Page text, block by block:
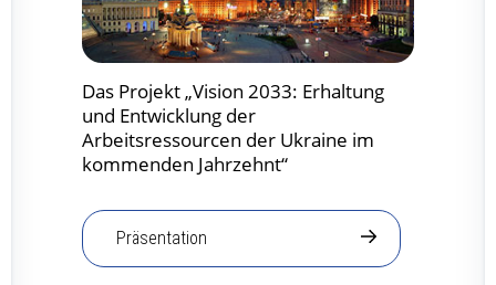
Das Projekt „Vision 2033: Erhaltung
und Entwicklung der
Arbeitsressourcen der Ukraine im
kommenden Jahrzehnt“
Präsentation